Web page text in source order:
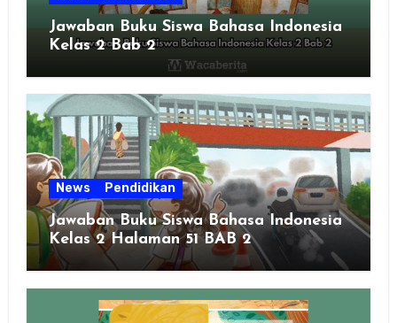
Jawaban Buku Siswa Bahasa Indonesia
Kelas 2 Bab 2
News Pendidikan
Jawaban Buku Siswa Bahasa Indonesia
Kelas 2 Halaman 51 BAB 2